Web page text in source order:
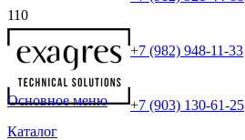
+7 (982) 948-11-33
+7 (903) 130-61-25
Основное меню
Каталог